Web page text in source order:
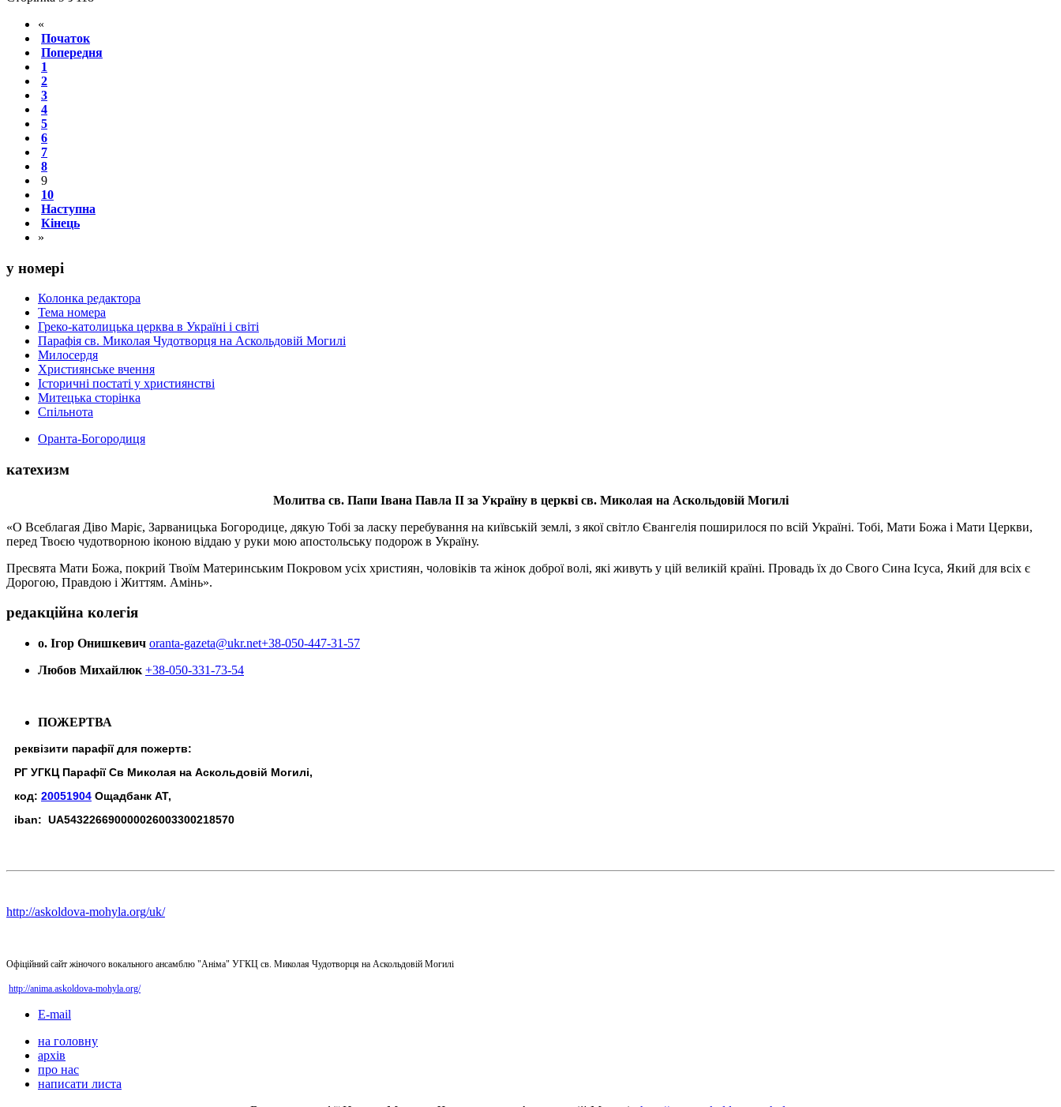
«
Початок
Попередня
1
2
3
4
5
6
7
8
9
10
Наступна
Кінець
»
у номері
Колонка редактора
Тема номера
Греко-католицька церква в Україні і світі
Парафія св. Миколая Чудотворця на Аскольдовій Могилі
Милосердя
Християнське вчення
Історичні постаті у християнстві
Митецька сторінка
Спільнота
Оранта-Богородиця
катехизм
Молитва св. Папи Івана Павла ІІ за Україну в церкві св. Миколая на Аскольдовій Могилі
«О Всеблагая Діво Маріє, Зарваницька Богородице, дякую Тобі за ласку перебування на київській землі, з якої світло Євангелія поширилося по всій Україні. Тобі, Мати Божа і Мати Церкви,
перед Твоєю чудотворною іконою віддаю у руки мою апостольську подорож в Україну.
Пресвята Мати Божа, покрий Твоїм Материнським Покровом усіх християн, чоловіків та жінок доброї волі, які живуть у цій великій країні. Провадь їх до Свого Сина Ісуса, Який для всіх є
Дорогою, Правдою і Життям. Амінь».
редакційна колегія
о. Ігор Онишкевич oranta-gazeta@ukr.net+38-050-447-31-57
Любов Михайлюк +38-050-331-73-54
ПОЖЕРТВА
реквізити парафії для пожертв:
РГ УГКЦ Парафії Св Миколая на Аскольдовій Могилі,
код: 20051904 Ощадбанк АТ,
iban: UA543226690000026003300218570
http://askoldova-mohyla.org/uk/
Офіційний сайт жіночого вокального ансамблю "Аніма" УГКЦ св. Миколая Чудотворця на Аскольдовій Могилі
http://anima.askoldova-mohyla.org/
E-mail
на головну
архів
про нас
написати листа